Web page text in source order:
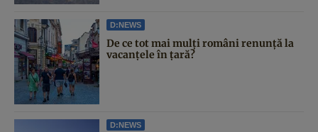
D:NEWS
De ce tot mai mulți români renunță la
vacanțele în țară?
D:NEWS